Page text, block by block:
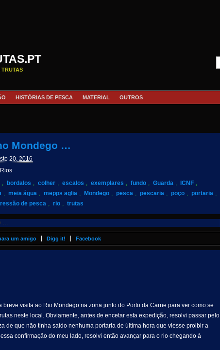
HISTÓRIAS DE PESCA MATERIAL OUTROS
Mondego …
20, 2016
, bordalos , colher , escalos , exemplares , fundo , Guarda , ICNF ,
, meia água , mepps aglia , Mondego , pesca , pescaria , poço , portaria ,
de pesca , rio , trutas
um amigo Digg it! Facebook
breve visita ao Rio Mondego na zona junto do Porto da Carne para ver como se
neste local. Obviamente, antes de encetar esta expedição, resolvi passar pelo
de que não tinha saído nenhuma portaria de última hora que viesse proibir a
confirmação do meu lado, resolvi então avançar para o rio chegando à